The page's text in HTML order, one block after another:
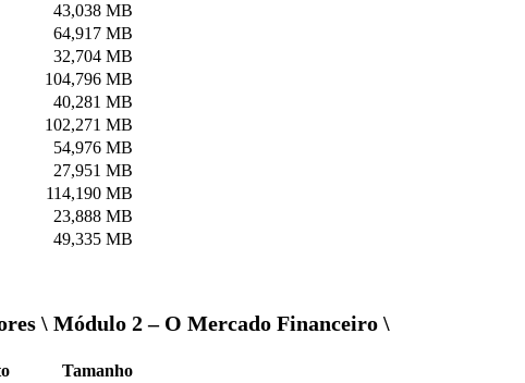
43,038 MB
64,917 MB
32,704 MB
104,796 MB
40,281 MB
102,271 MB
54,976 MB
27,951 MB
114,190 MB
23,888 MB
49,335 MB
\ Módulo 2 – O Mercado Financeiro \
Tamanho